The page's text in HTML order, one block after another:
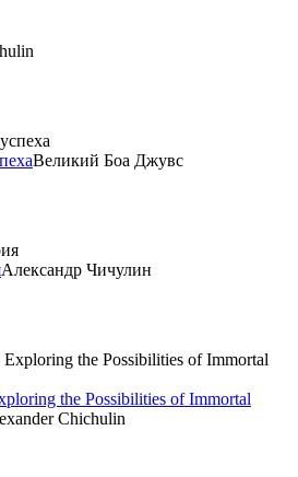
Великий Боа Джувс
Александр Чичулин
the Possibilities of Immortal
Chichulin